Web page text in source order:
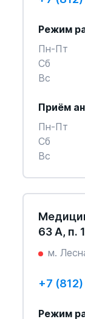
Режим
Пн-Пт
Cб
Вс
Приём
Пн-Пт
Cб
Вс
63 А, п.
м.
+7
Режим